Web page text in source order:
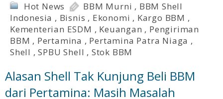
Hot News BBM Murni , BBM Shell
Indonesia , Bisnis , Ekonomi , Kargo BBM ,
Kementerian ESDM , Keuangan , Pengiriman
BBM , Pertamina , Pertamina Patra Niaga ,
Shell ,SPBU Shell , Stok BBM
Alasan Shell Tak Kunjung Beli BBM
dari Pertamina: Masih Masalah